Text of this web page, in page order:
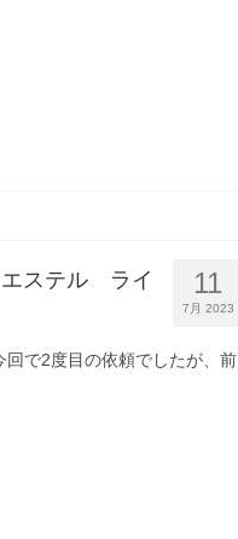
11
7月 2023
ステル ライ
で2度目の依頼でしたが、前